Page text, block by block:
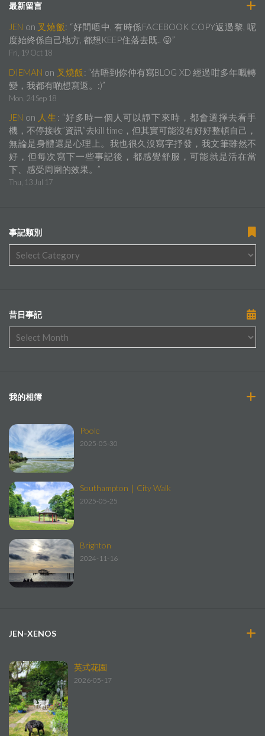
最新留言
JEN on 叉燒飯: “好間唔中, 有時係FACEBOOK COPY返過黎, 呢
度始終係自己地方, 都想KEEP住落去既.. 😛”
Fri, 19 Oct 18
DIEMAN on 叉燒飯 : “估唔到你仲有寫BLOG XD 經過咁多年嘅轉
變，我都有啲想寫返。:)”
Mon, 24 Sep 18
JEN on 人生 : “好多時一個人可以靜下來時，都會選擇去看手
機，不停接收”資訊”去kill time，但其實可能沒有好好整頓自己，
無論是身體還是心理上。我也很久沒寫字抒發，我文筆雖然不
好，但每次寫下一些事記後，都感覺舒服，可能就是活在當
下、感受周圍的效果。 ”
Thu, 13 Jul 17
事記類別
昔日事記
我的相簿
Poole
2025-05-30
Southampton｜City Walk
2025-05-25
Brighton
2024-11-16
JEN-XENOS
英式花園
2026-05-17